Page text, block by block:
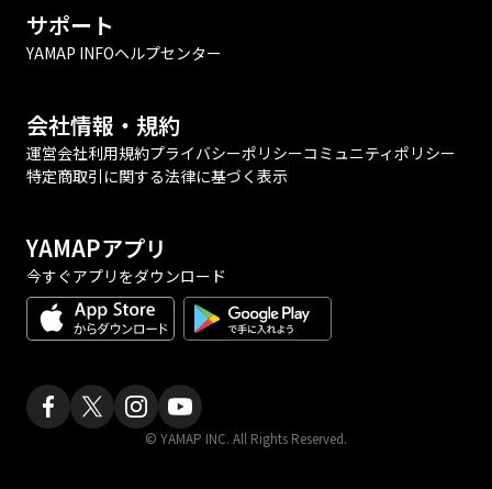
サポート
YAMAP INFOヘルプセンター
会社情報・規約
運営会社利用規約プライバシーポリシーコミュニティポリシー
特定商取引に関する法律に基づく表示
YAMAPアプリ
今すぐアプリをダウンロード
© YAMAP INC. All Rights Reserved.